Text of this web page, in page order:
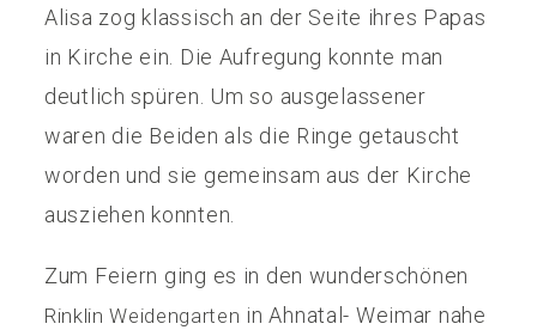
Alisa zog klassisch an der Seite ihres Papas
in Kirche ein. Die Aufregung konnte man
deutlich spüren. Um so ausgelassener
waren die Beiden als die Ringe getauscht
worden und sie gemeinsam aus der Kirche
ausziehen konnten.
Zum Feiern ging es in den wunderschönen
Rinklin Weidengarten in Ahnatal- Weimar nahe